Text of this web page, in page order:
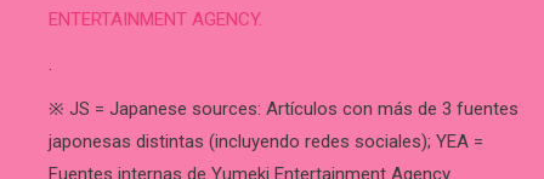
ENTERTAINMENT AGENCY.
.
※ JS = Japanese sources: Artículos con más de 3 fuentes
japonesas distintas (incluyendo redes sociales); YEA =